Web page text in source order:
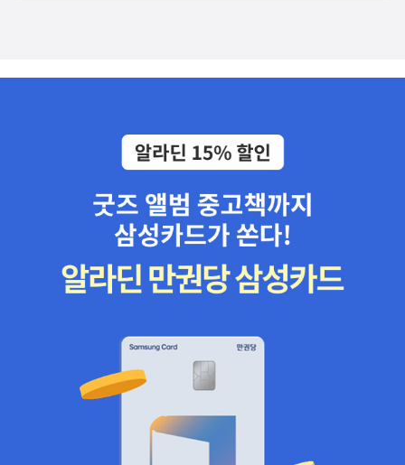
나의 손을 잡아줘 부디 다시 한 번 나를 안아줘
르다. 그래서 나는 파워 워킹을 하면서도 이 노래만 들었다. 아파트 로
비를 통과할 때 오오- 부디-- 다시 한 번 나를 안고-- 오오- 제발- 지
친 나를 일으켜줘 우리 사랑했었던 날들... 노랫말이 가슴에 팍 꽂혀
도미노처럼 손에 힘이 풀렸다. 엘리베이터를 놓치는 건 어쩔 수 없는
일이었다.뉴욕, 홍대 카페를 탐험한 <카페 탐험가>는 자유롭다. 뉴욕
에서 짧은 기간 체류하며 카페를 순례했던 저자는 카페에서 글을 쓰
고 각자의 일을 돌보는 뉴요커들이 왜 카페에 모여드는지는 예측한
유다. 소음과 불편함 때문에 그들은 카페에서 자신의 일을 돌본다. 미
드 <드롭데드디바> 에서 로펌의 변호사 킴이 해고를 당한 후 노트북
을 펼친 곳은 카페다. 킴의 주위에는 킴처럼 홀로 테이블에 앉아 작업
하는 이들이 비쳤다. 그런 풍경은 우리 동네에서도 쉽게 찾을 수 있다.
담소하는 테이블과 일인 테이블이 공존하고 있다. 카페에 노트북 가